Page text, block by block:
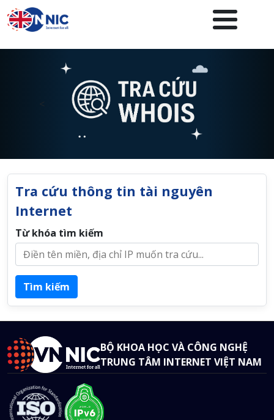
Nhảy đến nội dung
<
Tra cứu thông tin tài nguyên
Internet
Từ khóa tìm kiếm
BỘ KHOA HỌC VÀ CÔNG NGHỆ
TRUNG TÂM INTERNET VIỆT NAM